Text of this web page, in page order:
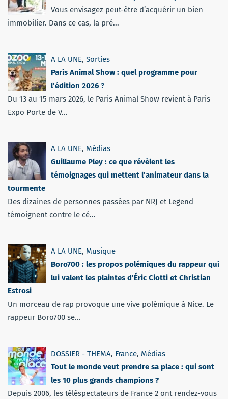
Vous envisagez peut-être d’acquérir un bien
immobilier. Dans ce cas, la pré...
A LA UNE, Sorties
Paris Animal Show : quel programme pour
l’édition 2026 ?
Du 13 au 15 mars 2026, le Paris Animal Show revient à Paris
Expo Porte de V...
A LA UNE, Médias
Guillaume Pley : ce que révèlent les
témoignages qui mettent l’animateur dans la
tourmente
Des dizaines de personnes passées par NRJ et Legend
témoignent contre le cé...
A LA UNE, Musique
Boro700 : les propos polémiques du rappeur qui
lui valent les plaintes d’Éric Ciotti et Christian
Estrosi
Un morceau de rap provoque une vive polémique à Nice. Le
rappeur Boro700 se...
DOSSIER - THEMA, France, Médias
Tout le monde veut prendre sa place : qui sont
les 10 plus grands champions ?
Depuis 2006, les téléspectateurs de France 2 ont rendez-vous